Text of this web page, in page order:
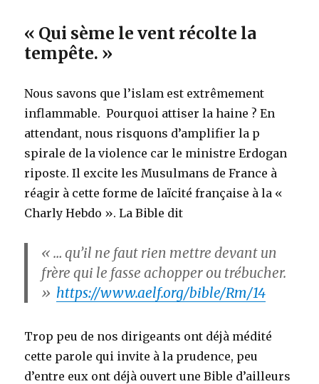
« Qui sème le vent récolte la
tempête. »
Nous savons que l’islam est extrêmement
inflammable. Pourquoi attiser la haine ? En
attendant, nous risquons d’amplifier la p
spirale de la violence car le ministre Erdogan
riposte. Il excite les Musulmans de France à
réagir à cette forme de laïcité française à la «
Charly Hebdo ». La Bible dit
« … qu’il ne faut rien mettre devant un
frère qui le fasse achopper ou trébucher.
» https://www.aelf.org/bible/Rm/14
Trop peu de nos dirigeants ont déjà médité
cette parole qui invite à la prudence, peu
d’entre eux ont déjà ouvert une Bible d’ailleurs